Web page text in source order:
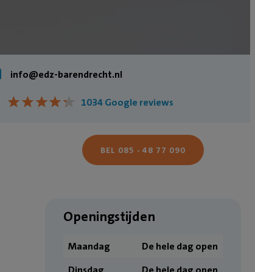
info@edz-barendrecht.nl
★★★★★
★★★★★ 1034 Google reviews
BEL 085 - 48 77 090
Openingstijden
Maandag
De hele dag open